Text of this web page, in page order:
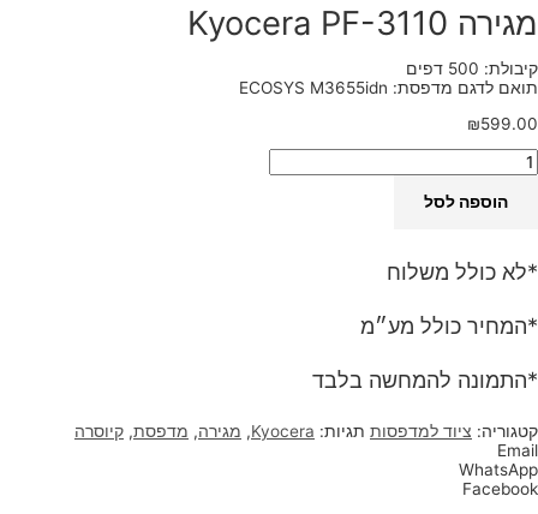
מגירה Kyocera PF-3110
קיבולת: 500 דפים
תואם לדגם מדפסת: ECOSYS M3655idn
₪599.00
הוספה לסל
*לא כולל משלוח
*המחיר כולל מע״מ
*התמונה להמחשה בלבד
קטגוריה: ציוד למדפסות תגיות: Kyocera
, מגירה, מדפסת, קיוסרה
Email
WhatsApp
Facebook